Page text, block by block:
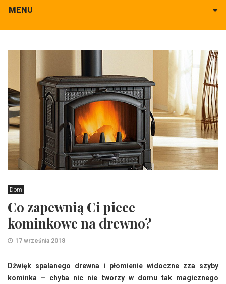
MENU
Dom
Co zapewnią Ci piece
kominkowe na drewno?
17 września 2018
Dźwięk spalanego drewna i płomienie widoczne zza szyby
kominka – chyba nic nie tworzy w domu tak magicznego